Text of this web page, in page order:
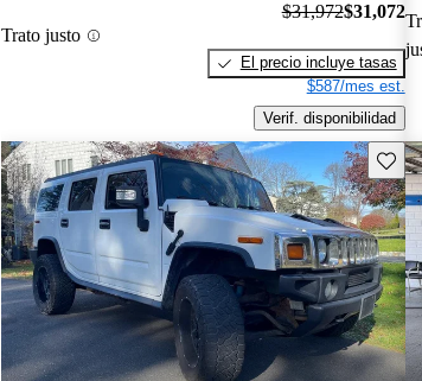
Trato justo
$31,972$31,072
El precio incluye tasas
$587/mes est.
Verif. disponibilidad